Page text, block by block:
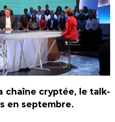
chaîne cryptée, le talk-
en septembre.